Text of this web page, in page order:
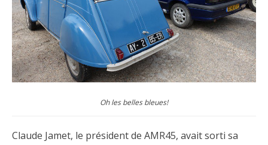
Oh les belles bleues!
Claude Jamet, le président de AMR45, avait sorti sa